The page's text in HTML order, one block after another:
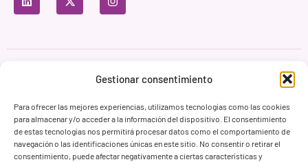
Gestionar consentimiento
Para ofrecer las mejores experiencias, utilizamos tecnologías como las cookies
para almacenar y/o acceder a la información del dispositivo. El consentimiento
de estas tecnologías nos permitirá procesar datos como el comportamiento de
navegación o las identificaciones únicas en este sitio. No consentir o retirar el
consentimiento, puede afectar negativamente a ciertas características y
Privacy Policy Terms of Use
Cookie Policy